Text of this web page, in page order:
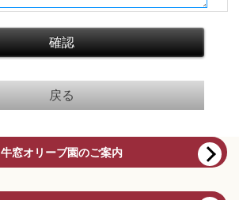
牛窓オリーブ園のご案内